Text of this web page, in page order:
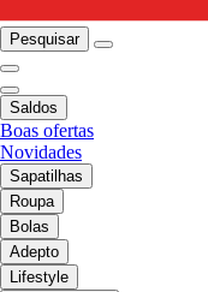
Pesquisar
Saldos
Boas ofertas
Novidades
Sapatilhas
Roupa
Bolas
Adepto
Lifestyle